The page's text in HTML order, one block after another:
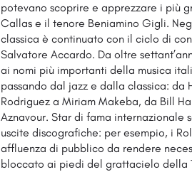
potevano scoprire e apprezzare i più
Callas e il tenore Beniamino Gigli.
classica è continuato con il ciclo di
Salvatore Accardo. Da oltre
ai nomi più importanti della musica
passando dal jazz e dalla classica: da
Rodriguez a Miriam Makeba, da Bill
Aznavour. Star di fama internazionale
uscite discografiche: per esempio, i
affluenza di pubblico da rendere
bloccato ai piedi del grattacielo della